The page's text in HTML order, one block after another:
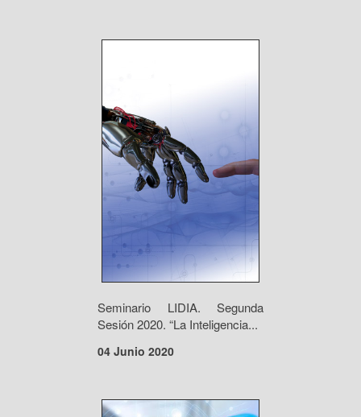
Seminario LIDIA. Segunda
Sesión 2020. “La Inteligencia...
04 Junio 2020